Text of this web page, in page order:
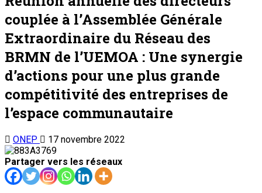
couplée à l’Assemblée Générale
Extraordinaire du Réseau des
BRMN de l’UEMOA : Une synergie
d’actions pour une plus grande
compétitivité des entreprises de
l’espace communautaire
ONEP
17 novembre 2022
Partager vers les réseaux